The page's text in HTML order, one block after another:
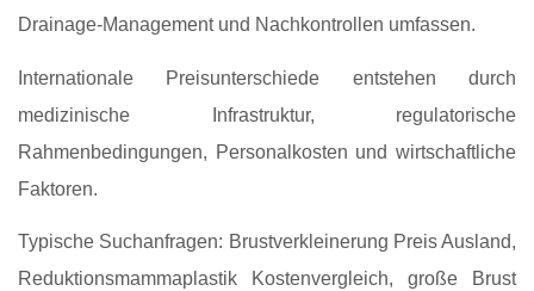
Drainage‑Management und Nachkontrollen umfassen.
Internationale Preisunterschiede entstehen durch
medizinische Infrastruktur, regulatorische
Rahmenbedingungen, Personalkosten und wirtschaftliche
Faktoren.
Typische Suchanfragen: Brustverkleinerung Preis Ausland,
Reduktionsmammaplastik Kostenvergleich, große Brust